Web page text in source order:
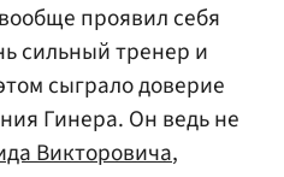
проявил себя
сильный тренер и
сыграло доверие
Гинера. Он ведь не
Викторовича,